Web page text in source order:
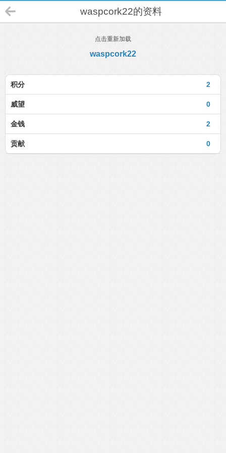
waspcork22的资料
点击重新加载
waspcork22
2
积分
0
威望
2
金钱
0
贡献